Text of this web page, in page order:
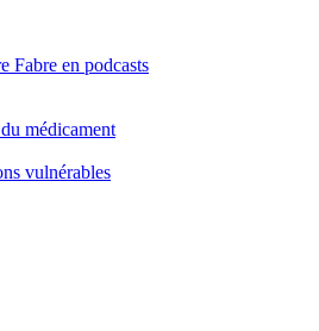
Fabre en podcasts
médicament
vulnérables